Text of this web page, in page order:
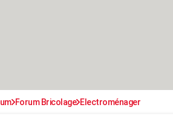
Forum Bricolage Electroménager